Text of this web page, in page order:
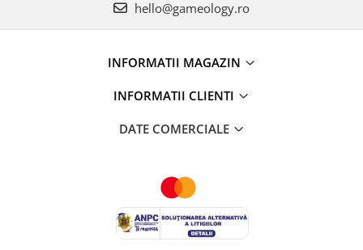
hello@gameology.ro
INFORMATII MAGAZIN
INFORMATII CLIENTI
DATE COMERCIALE